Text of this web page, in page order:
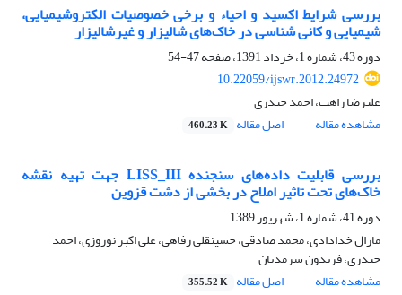
بررسی شرایط اکسید و احیاء و برخی خصوصیات الکتروشیمیایی،
شیمیایی و کانی شناسی در خاک‌های شالیزار و غیرشالیزار
دوره 43، شماره 1، خرداد 1391، صفحه
47-54
10.22059/ijswr.2012.24972
علیرضا راهب، احمد حیدری
مشاهده مقاله
اصل مقاله 460.23 K
بررسی قابلیت داده‌های سنجنده LISS_III جهت تهیه نقشه
خاک‌های تحت تاثیر املاح در بخشی از دشت قزوین
دوره 41، شماره 1، شهریور 1389
مارال خدادادی، محمد صادقی، حسینقلی رفاهی، علی اکبر نوروزی، احمد
حیدری، فریدون سرمدیان
مشاهده مقاله
اصل مقاله 355.52 K